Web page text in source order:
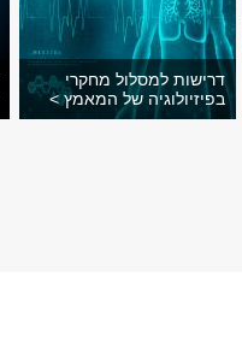
דרישות למסלול מחקרי
בפיזיולוגיה של המאמץ >